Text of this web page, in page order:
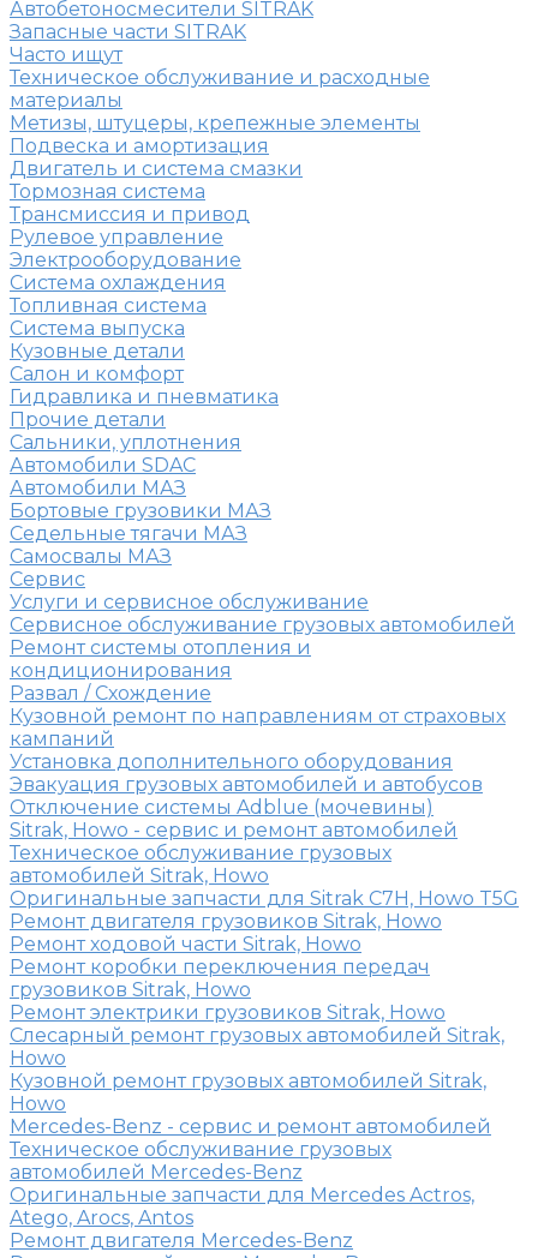
Автобетоносмесители SITRAK
Запасные части SITRAK
Часто ищут
Техническое обслуживание и расходные
материалы
Метизы, штуцеры, крепежные элементы
Подвеска и амортизация
Двигатель и система смазки
Тормозная система
Трансмиссия и привод
Рулевое управление
Электрооборудование
Система охлаждения
Топливная система
Система выпуска
Кузовные детали
Салон и комфорт
Гидравлика и пневматика
Прочие детали
Сальники, уплотнения
Автомобили SDAC
Автомобили МАЗ
Бортовые грузовики МАЗ
Седельные тягачи МАЗ
Самосвалы МАЗ
Сервис
Услуги и сервисное обслуживание
Сервисное обслуживание грузовых автомобилей
Ремонт системы отопления и
кондиционирования
Развал / Схождение
Кузовной ремонт по направлениям от страховых
кампаний
Установка дополнительного оборудования
Эвакуация грузовых автомобилей и автобусов
Отключение системы Adblue (мочевины)
Sitrak, Howo - сервис и ремонт автомобилей
Техническое обслуживание грузовых
автомобилей Sitrak, Howo
Оригинальные запчасти для Sitrak C7H, Howo T5G
Ремонт двигателя грузовиков Sitrak, Howo
Ремонт ходовой части Sitrak, Howo
Ремонт коробки переключения передач
грузовиков Sitrak, Howo
Ремонт электрики грузовиков Sitrak, Howo
Слесарный ремонт грузовых автомобилей Sitrak,
Howo
Кузовной ремонт грузовых автомобилей Sitrak,
Howo
Mercedes-Benz - сервис и ремонт автомобилей
Техническое обслуживание грузовых
автомобилей Mercedes-Benz
Оригинальные запчасти для Mercedes Actros,
Atego, Arocs, Antos
Ремонт двигателя Mercedes-Benz